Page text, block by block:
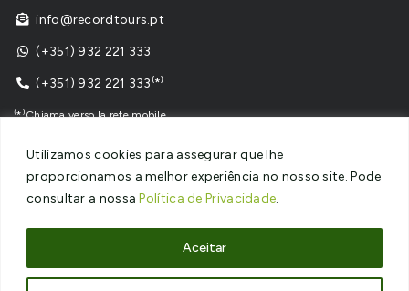
Utilizamos cookies para assegurar que lhe
proporcionamos a melhor experiência no nosso site. Pode
consultar a nossaPolítica de Privacidade.
Aceitar
 info@recordtours.pt
 (+351) 932 221 333
 (+351) 932 221 333⁽*⁾
⁽*⁾Chiama verso la rete mobile